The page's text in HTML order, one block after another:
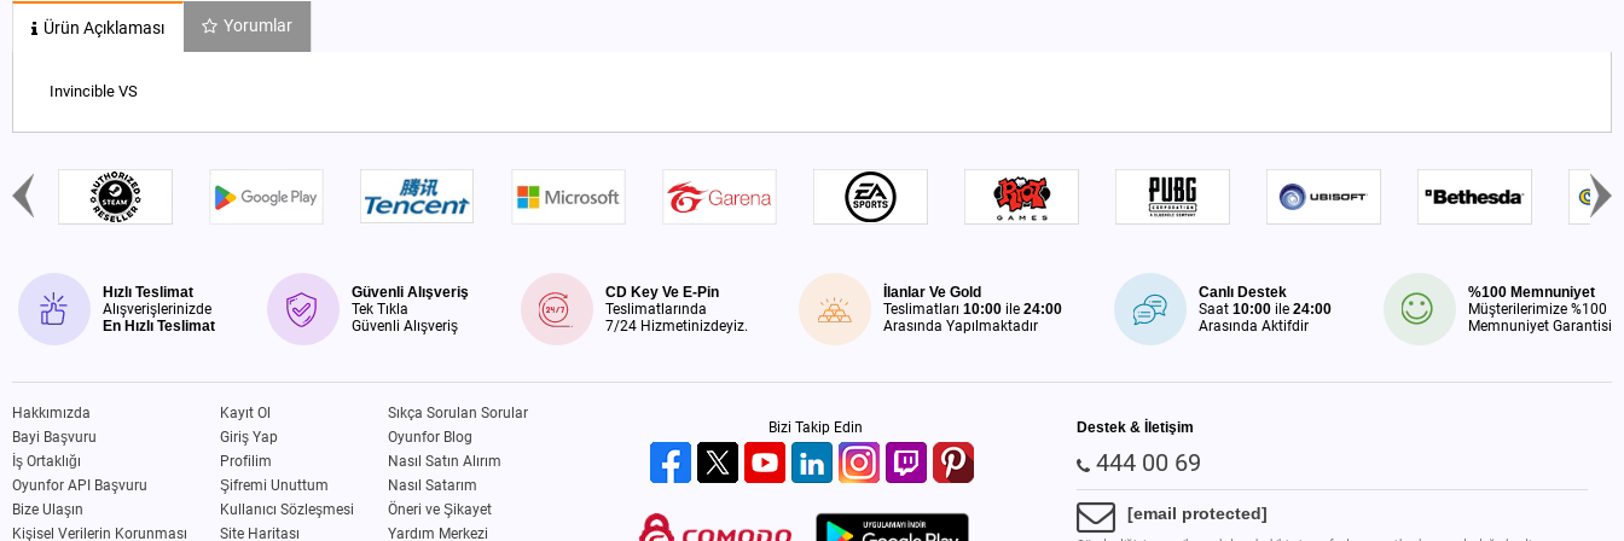
Ürün Açıklaması Yorumlar
Invincible VS
Hızlı Teslimat
Alışverişlerinizde
En Hızlı Teslimat
Güvenli Alışveriş
Tek Tıkla
Güvenli Alışveriş
CD Key Ve E-Pin
Teslimatlarında
7/24 Hizmetinizdeyiz.
İlanlar Ve Gold
Teslimatları10:00 ile24:00
Arasında Yapılmaktadır
Canlı Destek
Saat10:00 ile24:00
Arasında Aktifdir
%100 Memnuniyet
Müşterilerimize %100
Memnuniyet Garantisi
Hakkımızda
Bayi Başvuru
İş Ortaklığı
Oyunfor API Başvuru
Bize Ulaşın
Kişisel Verilerin Korunması
Kayıt Ol
Giriş Yap
Profilim
Şifremi Unuttum
Kullanıcı Sözleşmesi
Site Haritası
Sıkça Sorulan Sorular
Oyunfor Blog
Nasıl Satın Alırım
Nasıl Satarım
Öneri ve Şikayet
Yardım Merkezi
Bizi Takip Edin Destek & İletişim
444 00 69
[email protected]